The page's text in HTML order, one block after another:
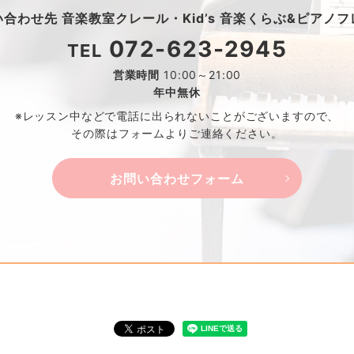
合わせ先 音楽教室クレール・ Kid’s 音楽くらぶ&ピアノフ
TEL 072-623-2945
営業時間 10:00～21:00
年中無休
※レッスン中などで電話に出られないことがございますので、
その際はフォームよりご連絡ください。
お問い合わせフォーム